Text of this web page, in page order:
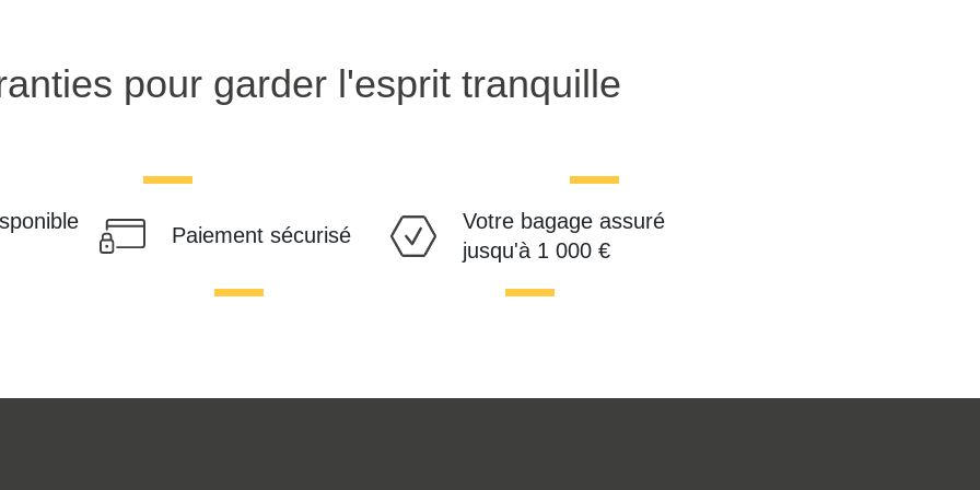
pour garder l'esprit tranquille
Paiement sécurisé
Votre bagage assuré
jusqu'à 1 000 €